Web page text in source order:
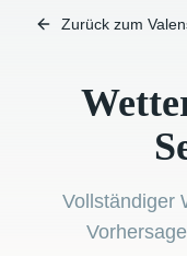
Zurück zum
Vollständiger